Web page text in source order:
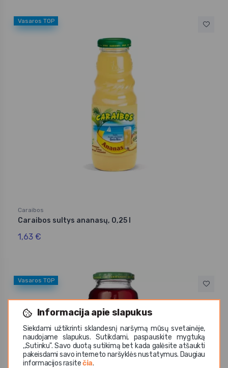
Informacija apie slapukus
Siekdami užtikrinti sklandesnį naršymą mūsų svetainėje,
naudojame slapukus. Sutikdami, paspauskite mygtuką
,,Sutinku". Savo duotą sutikimą bet kada galėsite atšaukti
pakeisdami savo interneto naršyklės nustatymus. Daugiau
informacijos rasitečia.
Vasaros TOP
Caraibos
Caraibos sultys ananasų, 0,25 l
1,63 €
Vasaros TOP